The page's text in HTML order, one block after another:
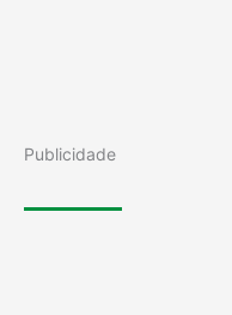
Publicidade